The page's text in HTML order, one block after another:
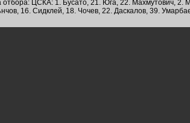
отбора: ЦСКА: 1. Бусато, 21. Юга, 22. Махмутович,
16. Сидклей, 18. Чочев, 22. Даскалов, 39.